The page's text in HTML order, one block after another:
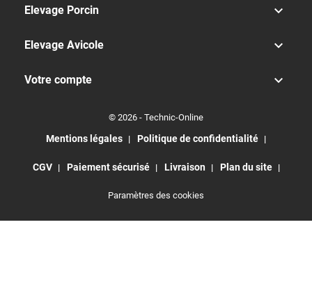
Elevage Porcin 
Elevage Avicole 
Votre compte 
© 2026 - Technic-Online
Mentions légales Politique de confidentialité
CGV Paiement sécurisé Livraison Plan du site
Paramètres des cookies